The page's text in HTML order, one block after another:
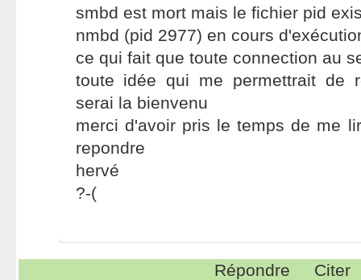
smbd est mort mais le fichier pid
nmbd (pid 2977) en cours
ce qui fait que toute connection au
toute idée qui me permettrait de
serai la bienvenu
merci d'avoir pris le temps de me
repondre
hervé
?-(
Répondre Citer